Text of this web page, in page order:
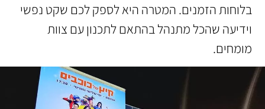
בלוחות הזמנים. המטרה היא לספק לכם שקט נפשי
וידיעה שהכל מתנהל בהתאם לתכנון עם צוות
מומחים.